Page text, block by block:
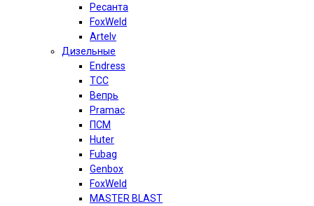
Ресанта
FoxWeld
Artelv
Дизельные
Endress
TCC
Вепрь
Pramac
ПСМ
Huter
Fubag
Genbox
FoxWeld
MASTER BLAST